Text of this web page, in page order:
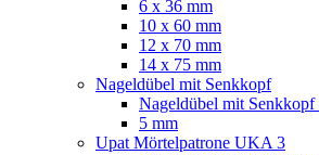
6 x 36 mm
10 x 60 mm
12 x 70 mm
14 x 75 mm
Nageldübel mit Senkkopf
Nageldübel mit Senkkopf
5 mm
Upat Mörtelpatrone UKA 3